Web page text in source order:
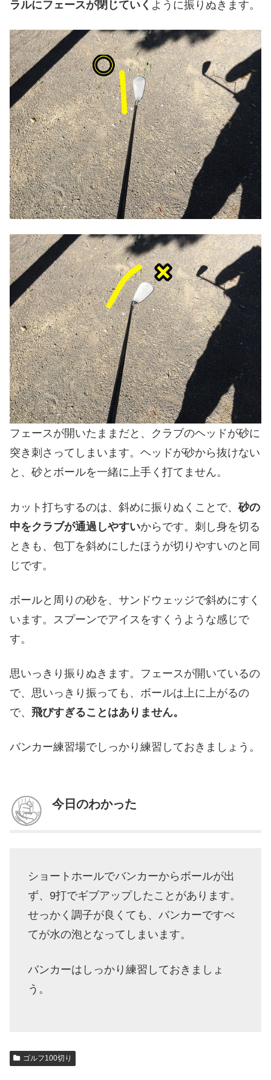
ラルにフェースが閉じていく ように振りぬきます。
フェースが開いたままだと、クラブのヘッドが砂に
突き刺さってしまいます。ヘッドが砂から抜けない
と、砂とボールを一緒に上手く打てません。
カット打ちするのは、斜めに振りぬくことで、砂の
中をクラブが通過しやすいからです。刺し身を切る
ときも、包丁を斜めにしたほうが切りやすいのと同
じです。
ボールと周りの砂を、サンドウェッジで斜めにすく
います。スプーンでアイスをすくうような感じで
す。
思いっきり振りぬきます。フェースが開いているの
で、思いっきり振っても、ボールは上に上がるの
で、 飛びすぎることはありません。
バンカー練習場でしっかり練習しておきましょう。
今日のわかった
ショートホールでバンカーからボールが出
ず、9打でギブアップしたことがあります。
せっかく調子が良くても、バンカーですべ
てが水の泡となってしまいます。
バンカーはしっかり練習しておきましょ
う。
ゴルフ100切り